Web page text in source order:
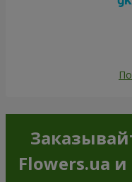
Flowers.ua